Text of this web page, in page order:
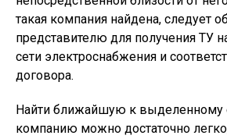
такая компания найдена, следует
представителю для получения ТУ
сети электроснабжения и
договора.
Найти ближайшую к выделенному
компанию можно достаточно